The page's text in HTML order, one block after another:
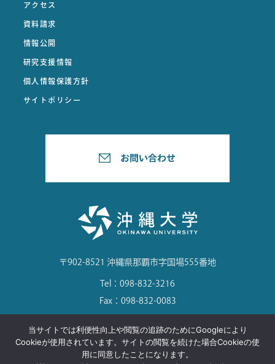
アクセス
資料請求
情報公開
研究支援情報
個人情報保護方針
サイトポリシー
〒902-8521 沖縄県那覇市字国場555番地
Tel：098-832-3216
Fax：098-832-0083
©Okinawa University. All Rights Reserved.
当サイトでは利便性向上や閲覧の追跡のためにGoogleにより
Cookieが使用されています。サイトの閲覧を続けた場合Cookieの使
用に同意したことになります。